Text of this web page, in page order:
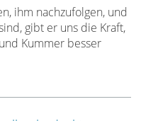
ihm nachzufolgen, und
gibt er uns die Kraft,
Kummer besser